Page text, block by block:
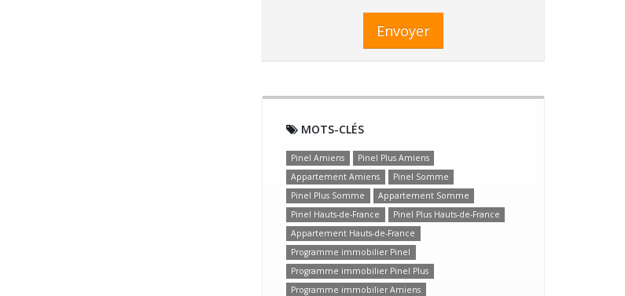
Envoyer
MOTS-CLÉS
Pinel Amiens
Pinel Plus Amiens
Appartement Amiens
Pinel Somme
Pinel Plus Somme
Appartement Somme
Pinel Hauts-de-France
Pinel Plus Hauts-de-France
Appartement Hauts-de-France
Programme immobilier Pinel
Programme immobilier Pinel Plus
Programme immobilier Amiens